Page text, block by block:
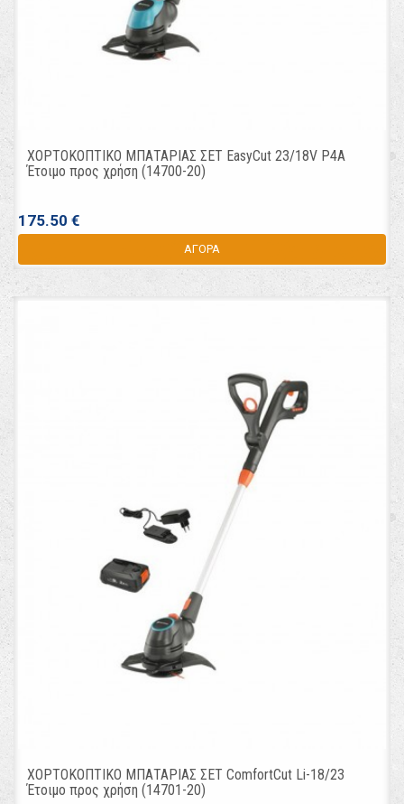
ΧΟΡΤΟΚΟΠΤΙΚΟ ΜΠΑΤΑΡΙΑΣ ΣΕΤ EasyCut 23/18V P4A
Έτοιμο προς χρήση (14700-20)
175.50 €
ΑΓΟΡΑ
ΧΟΡΤΟΚΟΠΤΙΚΟ ΜΠΑΤΑΡΙΑΣ ΣΕΤ ComfortCut Li-18/23
Έτοιμο προς χρήση (14701-20)